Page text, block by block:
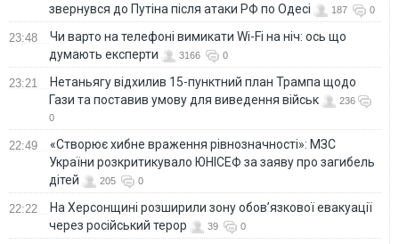
звернувся до Путіна після атаки РФ по Одесі
187 0
23:48
Чи варто на телефонi вимикати Wi-Fi на ніч: ось що
думають експерти
3166 0
23:21
Нетаньягу відхилив 15-пунктний план Трампа щодо
Гази та поставив умову для виведення військ
236
0
22:49
«Створює хибне враження рівнозначності»: МЗС
України розкритикувало ЮНІСЕФ за заяву про загибель
дітей
205 0
22:22
На Херсонщині розширили зону обов’язкової евакуації
через російський терор
39 0